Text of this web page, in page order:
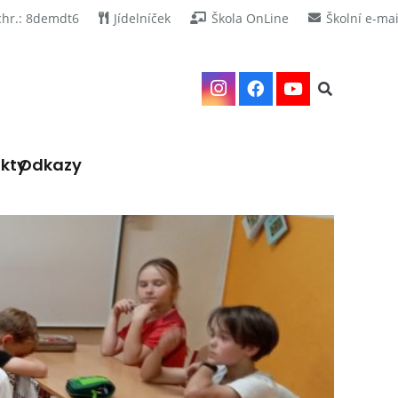
8demdt6 Jídelníček Škola OnLine Školní e-
Odkazy